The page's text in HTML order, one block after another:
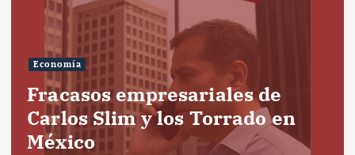
Economía
Fracasos empresariales de
Carlos Slim y los Torrado en
México